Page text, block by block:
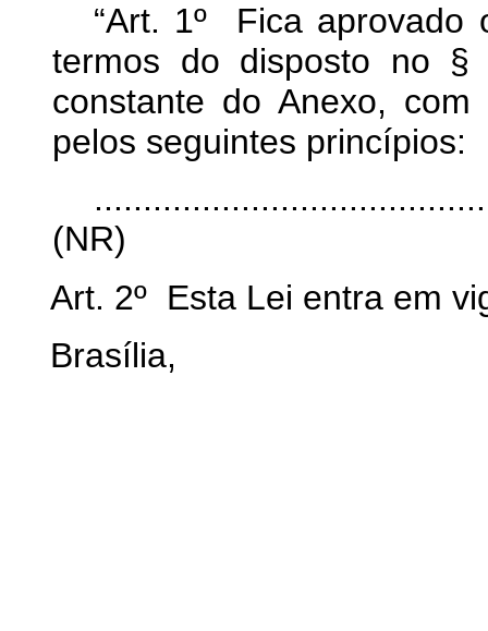
“Art. 1º Fica aprovado
termos do disposto no §
constante do Anexo,
pelos seguintes princípios:
(NR)
Art. 2º Esta Lei entra em
Brasília,